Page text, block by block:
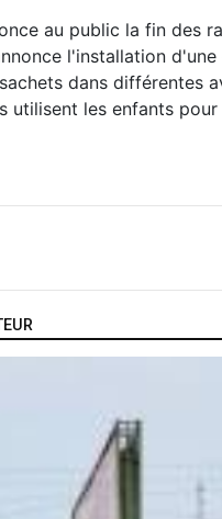
au public la fin des
l'installation
dans différentes
utilisent les enfants